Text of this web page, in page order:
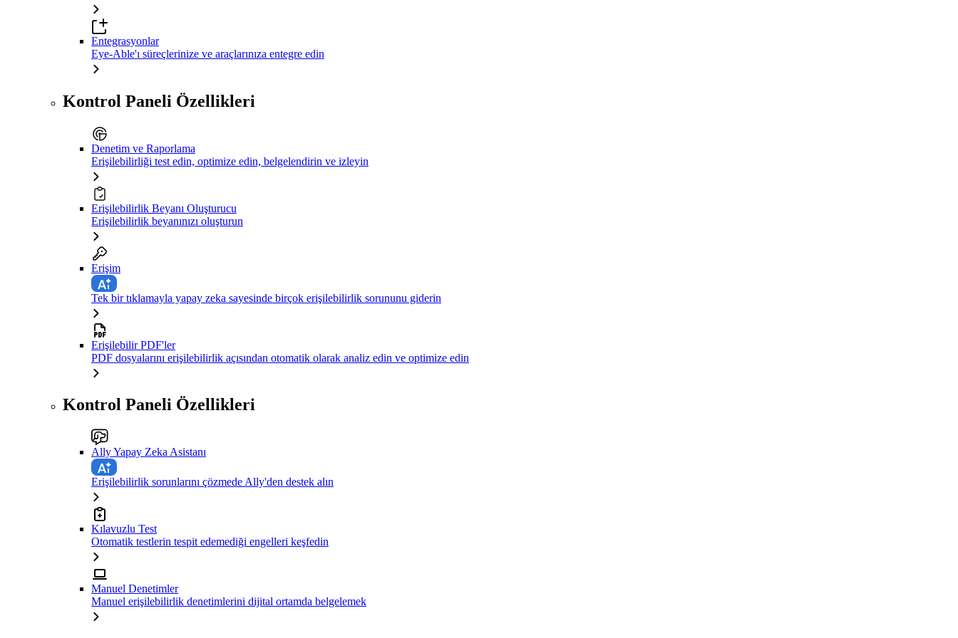
Entegrasyonlar
Eye-Able'ı süreçlerinize ve araçlarınıza entegre edin
Kontrol Paneli Özellikleri
Denetim ve Raporlama
Erişilebilirliği test edin, optimize edin, belgelendirin ve izleyin
Erişilebilirlik Beyanı Oluşturucu
Erişilebilirlik beyanınızı oluşturun
Erişim
Tek bir tıklamayla yapay zeka sayesinde birçok erişilebilirlik sorununu giderin
Erişilebilir PDF'ler
PDF dosyalarını erişilebilirlik açısından otomatik olarak analiz edin ve optimize edin
Kontrol Paneli Özellikleri
Ally Yapay Zeka Asistanı
Erişilebilirlik sorunlarını çözmede Ally'den destek alın
Kılavuzlu Test
Otomatik testlerin tespit edemediği engelleri keşfedin
Manuel Denetimler
Manuel erişilebilirlik denetimlerini dijital ortamda belgelemek